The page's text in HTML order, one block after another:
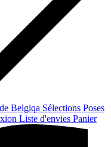
Belgiqa Sélections Poses
Liste d'envies Panier